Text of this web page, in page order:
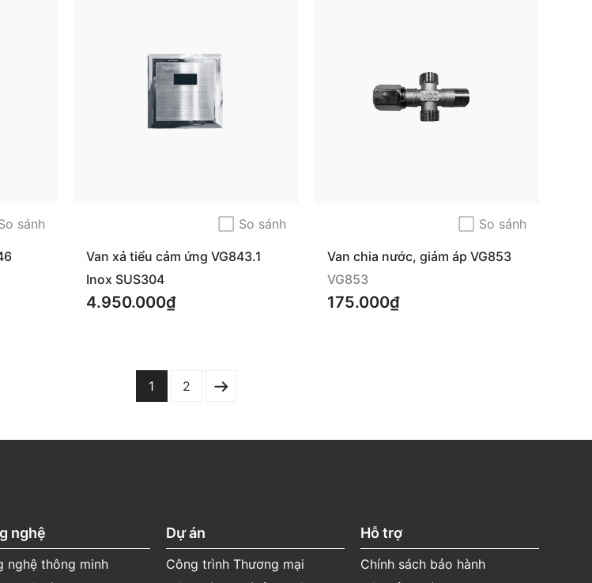
sánh So sánh
Van xả tiểu cảm ứng VG843.1
Inox SUS304
4.950.000₫
So sánh
Van chia nước, giảm áp VG853
VG853
175.000₫
1 2
nghệ
nghệ thông minh
Dự án
Công trình Thương mại
Hỗ trợ
Chính sách bảo hành